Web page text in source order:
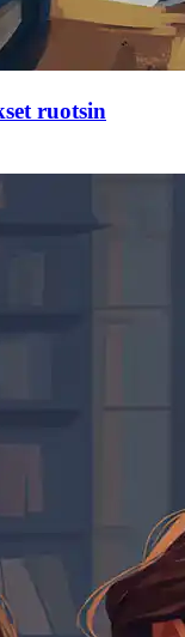
ruotsin